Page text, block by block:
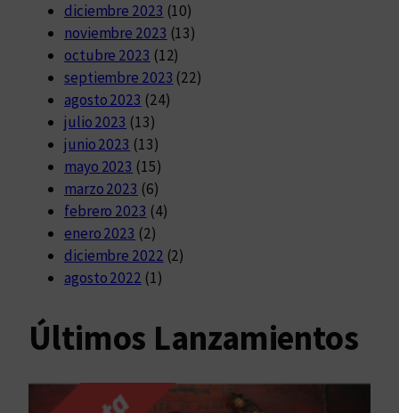
diciembre 2023 (10)
noviembre 2023 (13)
octubre 2023 (12)
septiembre 2023 (22)
agosto 2023 (24)
julio 2023 (13)
junio 2023 (13)
mayo 2023 (15)
marzo 2023 (6)
febrero 2023 (4)
enero 2023 (2)
diciembre 2022 (2)
agosto 2022 (1)
Últimos Lanzamientos